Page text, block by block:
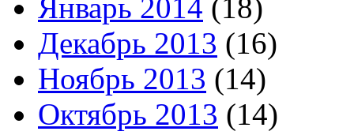
Январь 2014 (18)
Декабрь 2013 (16)
Ноябрь 2013 (14)
Октябрь 2013 (14)